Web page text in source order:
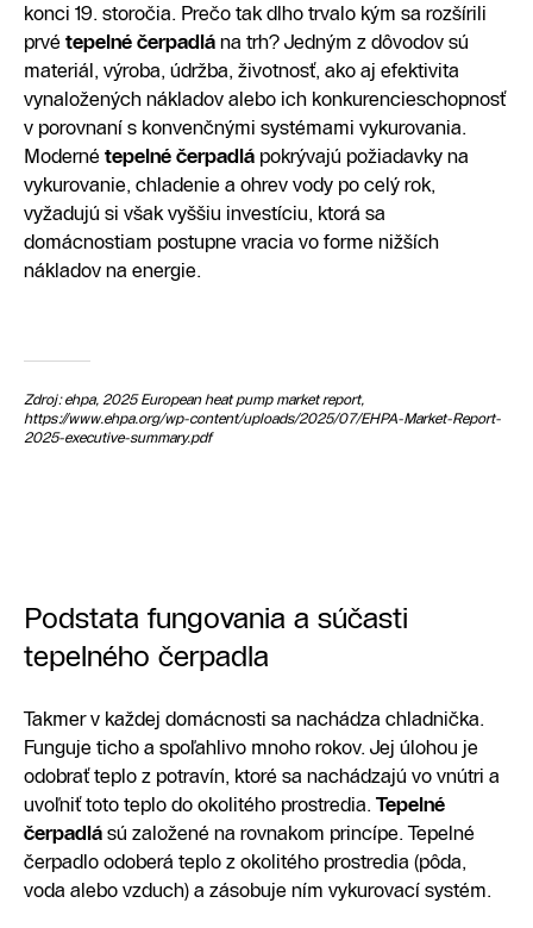
konci 19. storočia. Prečo tak dlho trvalo kým sa rozšírili
prvé tepelné čerpadlá na trh? Jedným z dôvodov sú
materiál, výroba, údržba, životnosť, ako aj efektivita
vynaložených nákladov alebo ich konkurencieschopnosť
v porovnaní s konvenčnými systémami vykurovania.
Moderné tepelné čerpadlá pokrývajú požiadavky na
vykurovanie, chladenie a ohrev vody po celý rok,
vyžadujú si však vyššiu investíciu, ktorá sa
domácnostiam postupne vracia vo forme nižších
nákladov na energie.
Zdroj: ehpa, 2025European heat pump market report,
https://www.ehpa.org/wp-content/uploads/2025/07/EHPA-Market-Report-
2025-executive-summary.pdf
Podstata fungovania a súčasti
tepelného čerpadla
Takmer v každej domácnosti sa nachádza chladnička.
Funguje ticho a spoľahlivo mnoho rokov. Jej úlohou je
odobrať teplo z potravín, ktoré sa nachádzajú vo vnútri a
uvoľniť toto teplo do okolitého prostredia. Tepelné
čerpadlá sú založené na rovnakom princípe. Tepelné
čerpadlo odoberá teplo z okolitého prostredia (pôda,
voda alebo vzduch) a zásobuje ním vykurovací systém.